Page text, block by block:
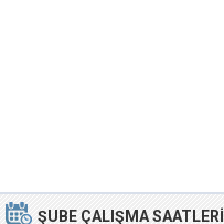
ŞUBE ÇALIŞMA SAATLERI